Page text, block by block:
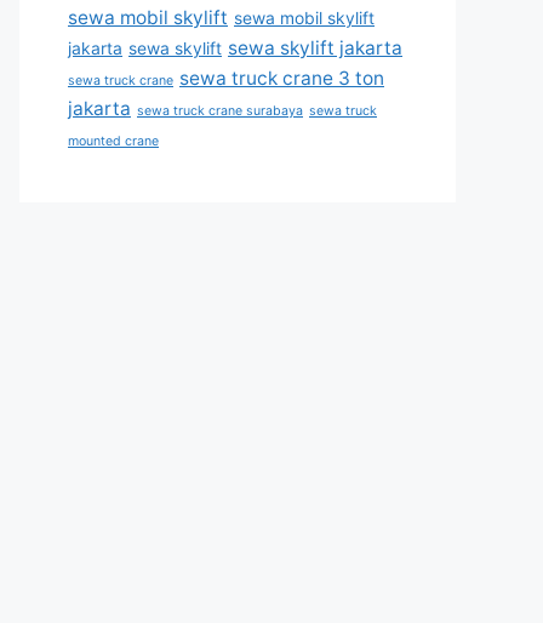
sewa mobil skylift sewa mobil skylift
jakarta sewa skylift sewa skylift jakarta
sewa truck crane sewa truck crane 3 ton
jakarta sewa truck crane surabaya sewa truck
mounted crane